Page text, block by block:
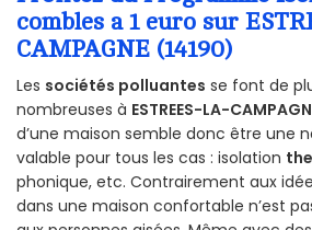
combles a 1 euro sur
CAMPAGNE (14190)
Les sociétés polluantes se font de
nombreuses à ESTREES-LA-
d’une maison semble donc être une
valable pour tous les cas : isolation
phonique, etc. Contrairement aux
dans une maison confortable n’est